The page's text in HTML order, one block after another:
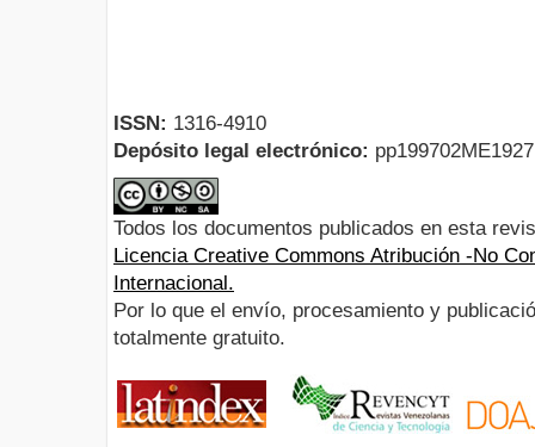
ISSN: 1316-4910
Depósito legal electrónico:
Todos los documentos publicados en esta
Licencia Creative Commons Atribución -No
Internacional.
Por lo que el envío, procesamiento y
totalmente gratuito.